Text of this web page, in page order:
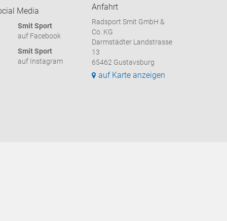
Media
Smit Sport
auf Facebook
Smit Sport
auf Instagram
Anfahrt
Radsport Smit GmbH &
Co. KG
Darmstädter Landstrasse
13
65462 Gustavsburg
auf Karte anzeigen